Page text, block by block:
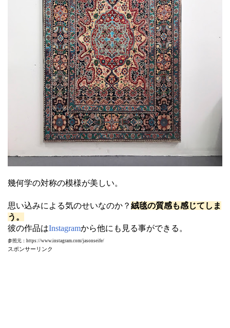
幾何学の対称の模様が美しい。
思い込みによる気のせいなのか？ 絨毯の質感も感じてしま
う。
彼の作品はInstagramから他にも見る事ができる。
参照元：https://www.instagram.com/jasonseife/
スポンサーリンク